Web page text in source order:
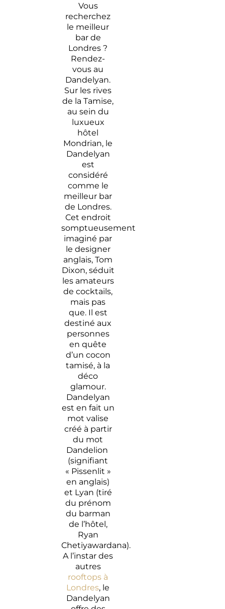
Vous
recherchez
le meilleur
bar de
Londres ?
Rendez-
vous au
Dandelyan.
Sur les rives
de la Tamise,
au sein du
luxueux
hôtel
Mondrian, le
Dandelyan
est
considéré
comme le
meilleur bar
de Londres.
Cet endroit
somptueusement
imaginé par
le designer
anglais, Tom
Dixon, séduit
les amateurs
de cocktails,
mais pas
que. Il est
destiné aux
personnes
en quête
d’un cocon
tamisé, à la
déco
glamour.
Dandelyan
est en fait un
mot valise
créé à partir
du mot
Dandelion
(signifiant
« Pissenlit »
en anglais)
et Lyan (tiré
du prénom
du barman
de l’hôtel,
Ryan
Chetiyawardana).
A l’instar des
autres
rooftops à
Londres, le
Dandelyan